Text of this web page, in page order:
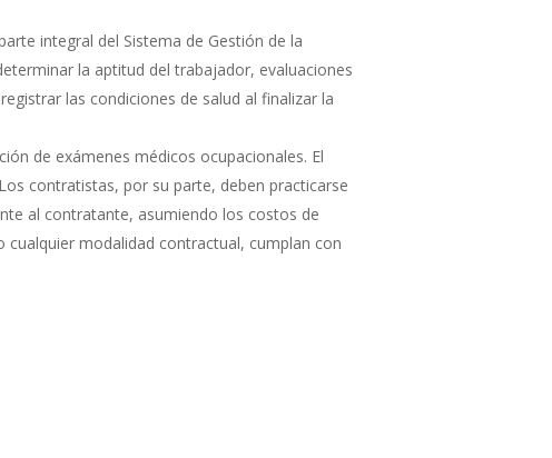
integral del Sistema de Gestión de la
la aptitud del trabajador, evaluaciones
las condiciones de salud al finalizar la
de exámenes médicos ocupacionales. El
contratistas, por su parte, deben practicarse
al contratante, asumiendo los costos de
modalidad contractual, cumplan con